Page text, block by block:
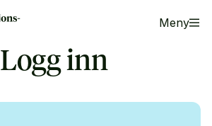
Meny
Logg inn